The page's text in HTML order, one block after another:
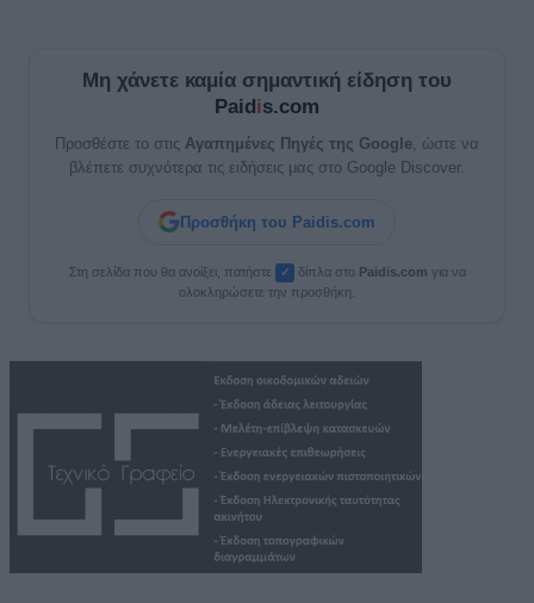
Μη χάνετε καμία σημαντική είδηση του
Paidis.com
Προσθέστε το στις Αγαπημένες Πηγές της Google , ώστε να
βλέπετε συχνότερα τις ειδήσεις μας στο Google Discover.
Προσθήκη του Paidis.com
Στη σελίδα που θα ανοίξει, πατήστε ✓ δίπλα στο Paidis.com για να
ολοκληρώσετε την προσθήκη.